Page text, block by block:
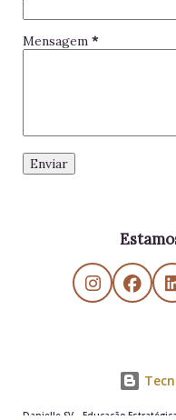
Mensagem *
Danielle SV - Educação